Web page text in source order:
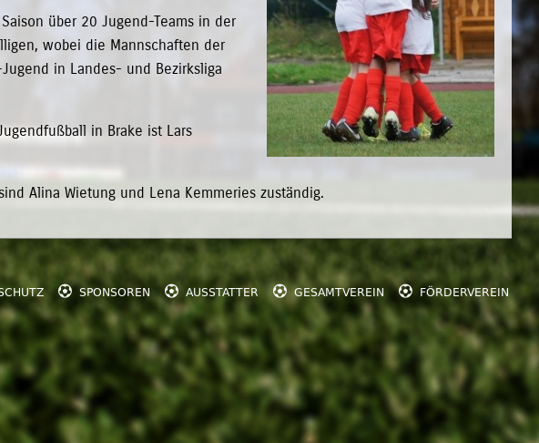
über 20 Jugend-Teams in der
wobei die Mannschaften der
in Landes- und Bezirksliga
in Brake ist Lars
Alina Wietung und Lena Kemmeries zuständig.
 SPONSOREN  AUSSTATTER  GESAMTVEREIN  FÖRDERVEREIN